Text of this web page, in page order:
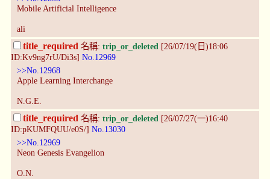
Mobile Artificial Intelligence
ali
title_required 名稱: trip_or_deleted [26/07/19(日)18:06
ID:Kv9ng7rU/Di3s] No.12969
>>No.12968
Apple Learning Interchange
N.G.E.
title_required 名稱: trip_or_deleted [26/07/27(一)16:40
ID:pKUMFQUU/e0S/] No.13030
>>No.12969
Neon Genesis Evangelion
O.N.